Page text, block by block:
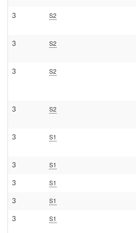
3 S2
3 S2
3 S2
3 S2
3 S1
3 S1
3 S1
3 S1
3 S1